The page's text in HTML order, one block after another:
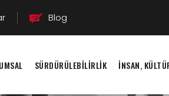
Blog
SÜRDÜRÜLEBİLİRLİK İNSAN,